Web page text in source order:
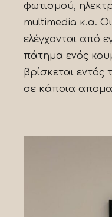
φωτισμού,
multimedia κ.α. Οι
ελέγχονται από
πάτημα ενός
βρίσκεται εντός
σε κάποια